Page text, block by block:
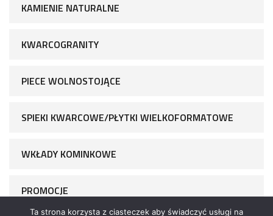
KAMIENIE NATURALNE
KWARCOGRANITY
PIECE WOLNOSTOJĄCE
SPIEKI KWARCOWE/PŁYTKI WIELKOFORMATOWE
WKŁADY KOMINKOWE
PROMOCJE
Ta strona korzysta z ciasteczek aby świadczyć usługi na